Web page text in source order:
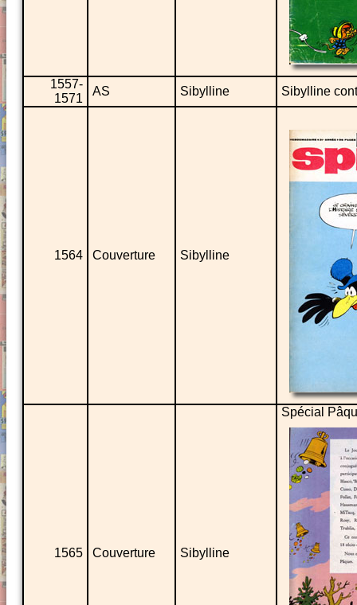
1557-
1571
AS Sibylline Sibylline
1564 Couverture Sibylline
1565 Couverture Sibylline
Spécial